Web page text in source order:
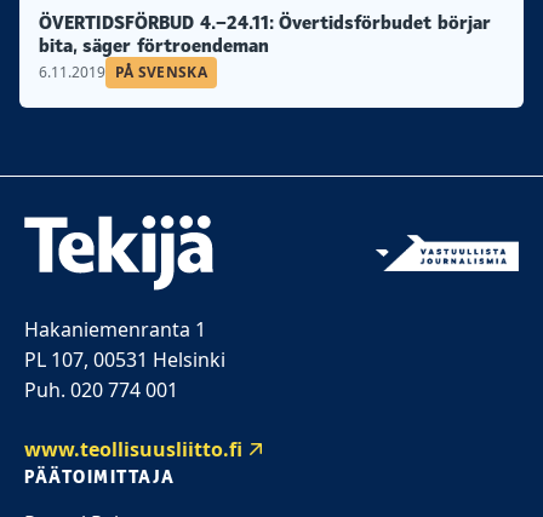
ÖVERTIDSFÖRBUD 4.–24.11: Övertidsförbudet börjar
bita, säger förtroendeman
6.11.2019 PÅ SVENSKA
Hakaniemenranta 1
PL 107, 00531 Helsinki
Puh. 020 774 001
www.teollisuusliitto.fi
PÄÄTOIMITTAJA